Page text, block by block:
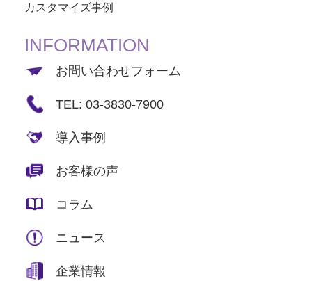
カスタマイズ事例
INFORMATION
お問い合わせフォーム
TEL: 03-3830-7900
導入事例
お客様の声
コラム
ニュース
企業情報